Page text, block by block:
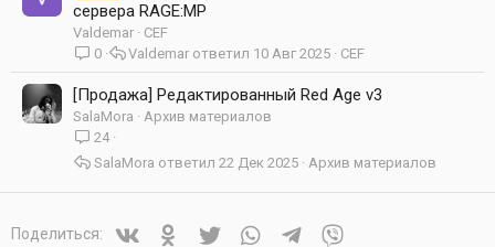
сервера RAGE:MP
Valdemar
CEF
0
CEF
10 Авг 2025
Valdemar
[Продажа] Редактированный Red Age v3
SalaMora
Архив материалов
24
Архив материалов
22 Дек 2025
SalaMora
Поделиться: VkontakteOdnoklassniki
Twitter WhatsAppTelegram